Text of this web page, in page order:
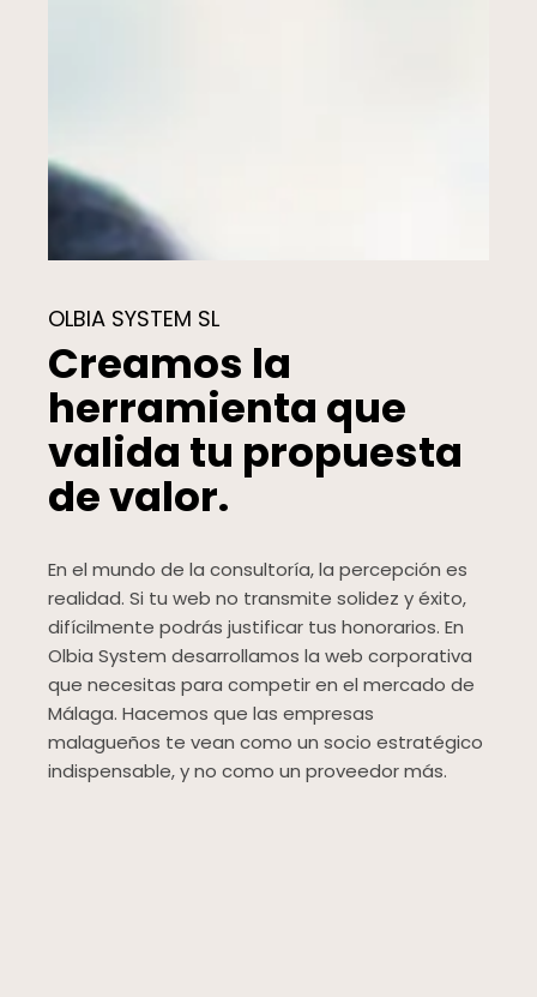
OLBIA SYSTEM SL
Creamos la
herramienta que
valida tu propuesta
de valor.
En el mundo de la consultoría, la percepción es
realidad. Si tu web no transmite solidez y éxito,
difícilmente podrás justificar tus honorarios. En
Olbia System desarrollamos la web corporativa
que necesitas para competir en el mercado de
Málaga. Hacemos que las empresas
malagueños te vean como un socio estratégico
indispensable, y no como un proveedor más.